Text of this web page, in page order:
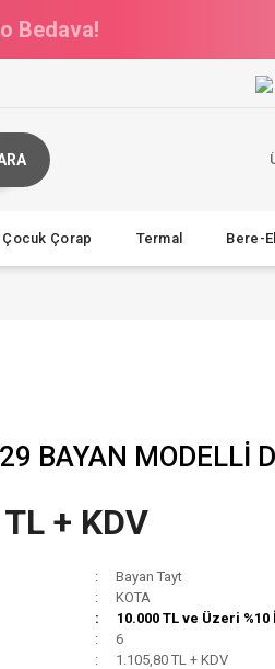
Bedava!
Çocuk Çorap Termal Bere-
BAYAN MODELLİ
+ KDV
Bayan Tayt
KOTA
10.000 TL ve Üzeri
6
1.105,80 TL + KDV